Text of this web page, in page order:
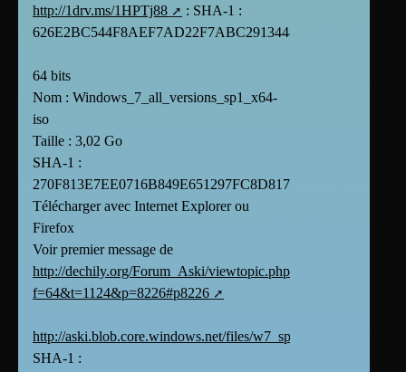
http://1drv.ms/1HPTj88
: SHA-1 :
626E2BC544F8AEF7AD22F7ABC2913448BA6E460B
64 bits
Nom : Windows_7_all_versions_sp1_x64-
iso
Taille : 3,02 Go
SHA-1 :
270F813E7EE0716B849E651297FC8D8171AB169F
Télécharger avec Internet Explorer ou
Firefox
Voir premier message de
http://dechily.org/Forum_Aski/viewtopic.php?
f=64&t=1124&p=8226#p8226
http://aski.blob.core.windows.net/files/w7_sp1_64.zip
SHA-1 :